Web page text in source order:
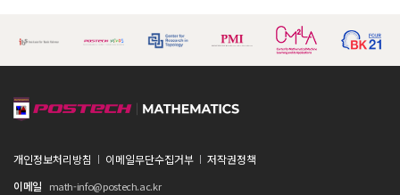
개인정보처리방침 이메일무단수집거부
저작권정책
이메일
math-info@postech.ac.kr